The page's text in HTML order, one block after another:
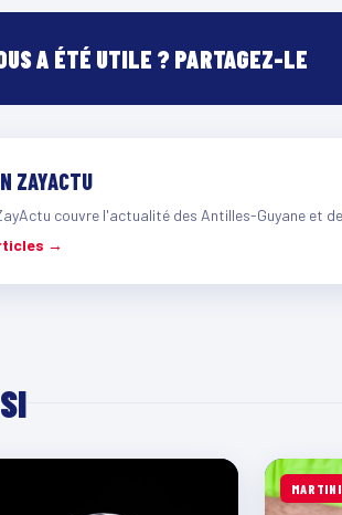
A ÉTÉ UTILE ? PARTAGEZ-LE
ZAYACTU
couvre l'actualité des Antilles-Guyane et
→